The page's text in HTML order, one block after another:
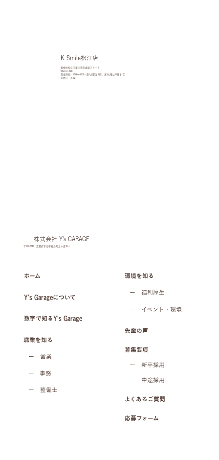
K-Smile松江店
島根県松江市東出雲町揖屋２８－１
0852-67-7880
営業時間 10:00〜18:30（第1火曜は18時、第2火曜は17時まで）
定休日 水曜日
​株式会社 Y's GARAGE
〒611-0041 京都府宇治市槇島町三十五38-1
ホーム
Y’s Garageについて
数字で知るY's Garage
職業を知る
ー 営業
ー 整備士
ー 事務
環境を知る
ー 福利厚生
イベント・環境
ー
先輩の声
募集要項
ー 新卒採用
ー 中途採用
よくあるご質問
応募フォーム